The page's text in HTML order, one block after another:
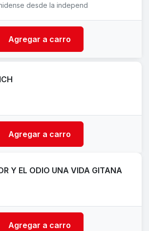
desde la independ
Agregar a carro
Agregar a carro
Y EL ODIO UNA VIDA GITANA
Agregar a carro